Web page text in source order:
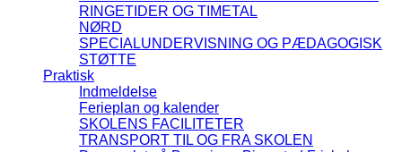
RINGETIDER OG TIMETAL
NØRD
SPECIALUNDERVISNING OG PÆDAGOGISK
STØTTE
Praktisk
Indmeldelse
Ferieplan og kalender
SKOLENS FACILITETER
TRANSPORT TIL OG FRA SKOLEN